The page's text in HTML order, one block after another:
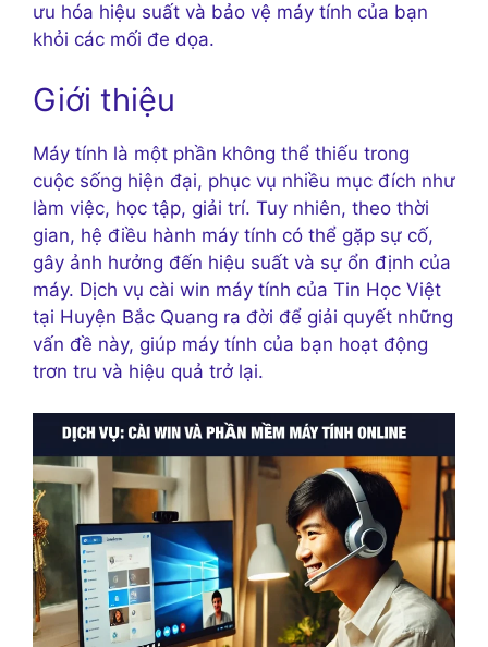
ưu hóa hiệu suất và bảo vệ máy tính của bạn
khỏi các mối đe dọa.
Giới thiệu
Máy tính là một phần không thể thiếu trong
cuộc sống hiện đại, phục vụ nhiều mục đích như
làm việc, học tập, giải trí. Tuy nhiên, theo thời
gian, hệ điều hành máy tính có thể gặp sự cố,
gây ảnh hưởng đến hiệu suất và sự ổn định của
máy. Dịch vụ cài win máy tính của Tin Học Việt
tại Huyện Bắc Quang ra đời để giải quyết những
vấn đề này, giúp máy tính của bạn hoạt động
trơn tru và hiệu quả trở lại.